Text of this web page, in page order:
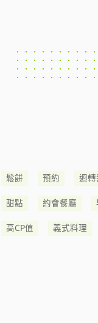
鬆餅 預約 迴轉
甜點 約會餐廳
高CP值 義式料理